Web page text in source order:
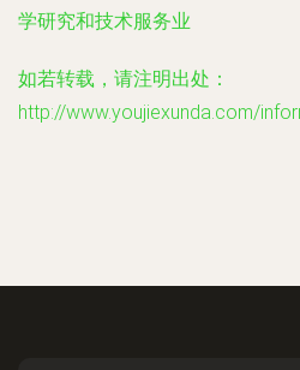
学研究和技术服务业
如若转载，请注明出处：
http://www.youjiexunda.com/